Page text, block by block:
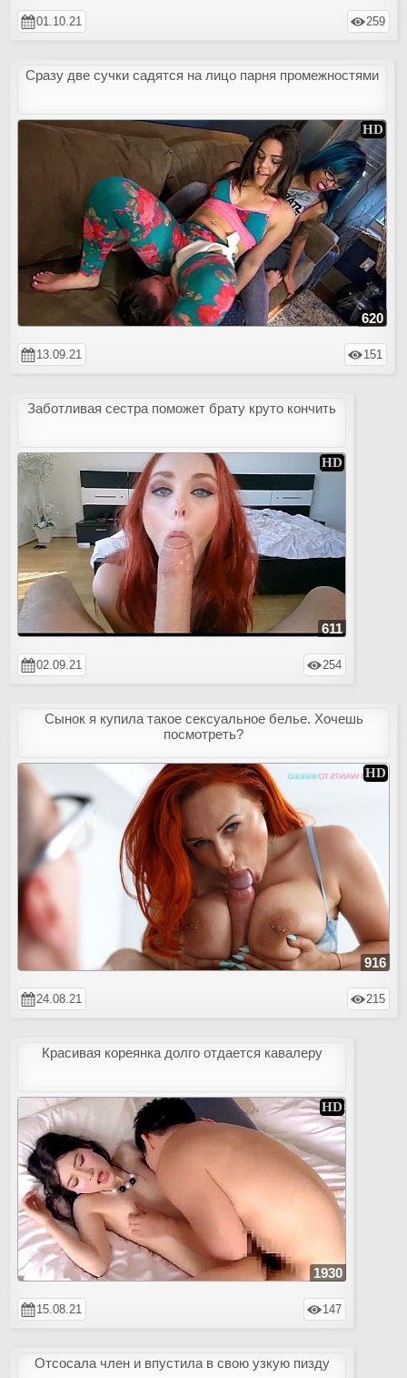
01.10.21 259
Сразу две сучки садятся на лицо парня промежностями
620
13.09.21 151
Заботливая сестра поможет брату круто кончить
611
02.09.21 254
Сынок я купила такое сексуальное белье. Хочешь
посмотреть?
916
24.08.21 215
Красивая кореянка долго отдается кавалеру
1930
15.08.21 147
Отсосала член и впустила в свою узкую пизду